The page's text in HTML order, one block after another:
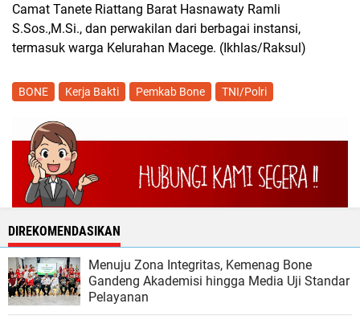
Camat Tanete Riattang Barat Hasnawaty Ramli
S.Sos.,M.Si., dan perwakilan dari berbagai instansi,
termasuk warga Kelurahan Macege. (Ikhlas/Raksul)
BONE Kerja Bakti Pemkab Bone TNI/Polri
DIREKOMENDASIKAN
Menuju Zona Integritas, Kemenag Bone
Gandeng Akademisi hingga Media Uji Standar
Pelayanan